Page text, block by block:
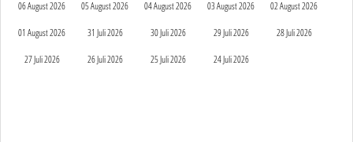
06 August 2026 05 August 2026 04 August 2026 03 August 2026
02 August 2026
01 August 2026
31 Juli 2026 30 Juli 2026 29 Juli 2026
28 Juli 2026
27 Juli 2026
26 Juli 2026 25 Juli 2026 24 Juli 2026